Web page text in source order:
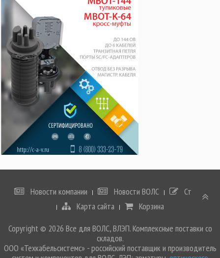
Новости компании Новости ВОЛС
Статьи
Карта сайта
Корзина
Copyright © 2026 Все для ВОЛС, ВЛЭП. Комплексные поставки со
складов.
ООО «Техкабельсистемс» - российский поставщик и производитель